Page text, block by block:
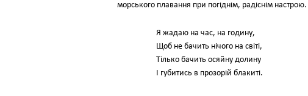
морського плавання при погіднім, радіснім
Я жадаю на час, на годину,
Щоб не бачить нічого на світі,
Тілько бачить осяйну долину
І губитись в прозорій блакиті.